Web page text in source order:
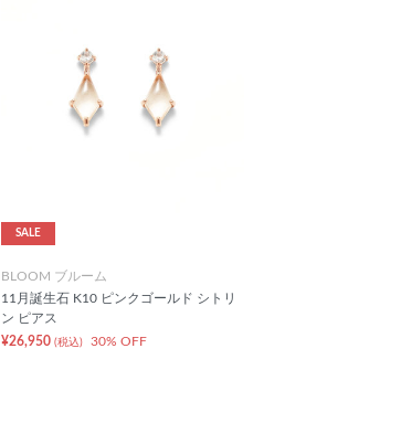
SALE
BLOOM ブルーム
11月誕生石 K10 ピンクゴールド シトリ
ン ピアス
¥26,950 (税込) 30% OFF